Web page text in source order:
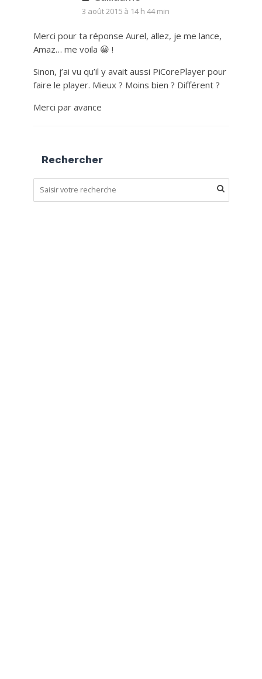
3 août 2015 à 14 h 44 min
Merci pour ta réponse Aurel, allez, je me lance,
Amaz… me voila 😀 !
Sinon, j’ai vu qu’il y avait aussi PiCorePlayer pour
faire le player. Mieux ? Moins bien ? Différent ?
Merci par avance
Rechercher